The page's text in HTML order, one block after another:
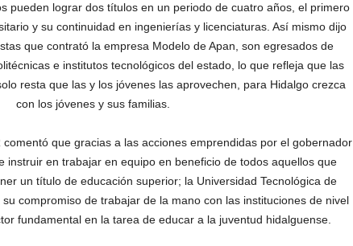
pueden lograr dos títulos en un periodo de cuatro años, el primero
y su continuidad en ingenierías y licenciaturas. Así mismo dijo
que contrató la empresa Modelo de Apan, son egresados de
e institutos tecnológicos del estado, lo que refleja que las
resta que las y los jóvenes las aprovechen, para Hidalgo crezca
con los jóvenes y sus familias.
que gracias a las acciones emprendidas por el gobernador
instruir en trabajar en equipo en beneficio de todos aquellos que
un título de educación superior; la Universidad Tecnológica de
compromiso de trabajar de la mano con las instituciones de nivel
fundamental en la tarea de educar a la juventud hidalguense.